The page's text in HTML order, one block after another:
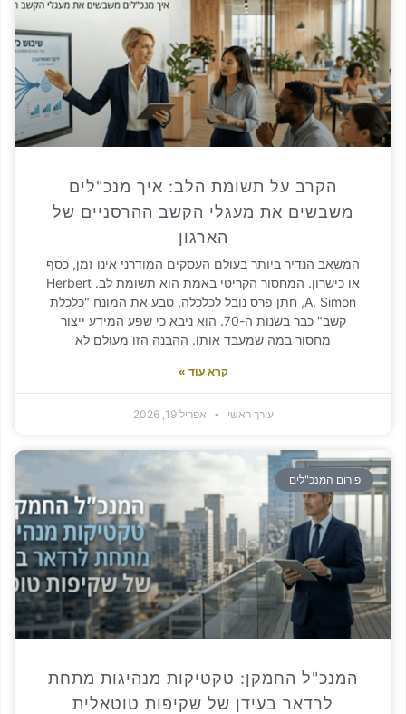
הקרב על תשומת הלב: איך מנכ"לים
את מעגלי הקשב ההרסניים של
הנדיר ביותר בעולם העסקים המודרני אינו זמן, כסף
או כישרון. המחסור הקריטי באמת הוא תשומת לב. Herbert
A. Simon, חתן פרס נובל לכלכלה, טבע את המונח "כלכלת
קשב" כבר בשנות ה-70. הוא ניבא כי שפע המידע ייצור
מחסור במה שמעבד אותו. ההבנה הזו מעולם לא
אפריל 19, 2026
המנכ"לים
החמקן: טקטיקות מנהיגות מתחת
לרדאר בעידן של שקיפות טוטאלית